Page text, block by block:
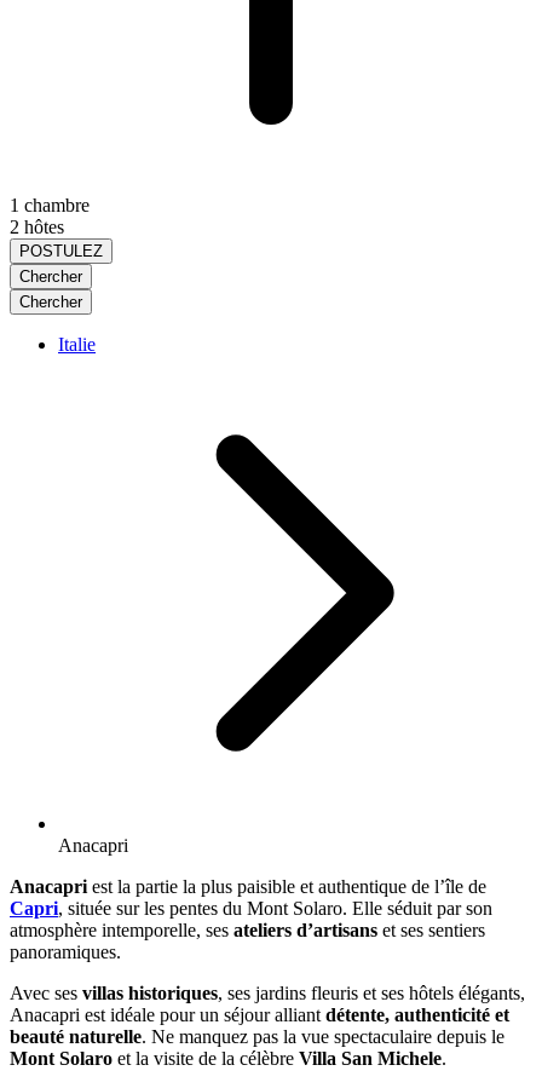
1 chambre
2 hôtes
POSTULEZ
Chercher
Chercher
Italie
Anacapri
Anacapri est la partie la plus paisible et authentique de l’île de
Capri, située sur les pentes du Mont Solaro. Elle séduit par son
atmosphère intemporelle, ses ateliers d’artisans et ses sentiers
panoramiques.
Avec ses villas historiques, ses jardins fleuris et ses hôtels élégants,
Anacapri est idéale pour un séjour alliant détente, authenticité et
beauté naturelle. Ne manquez pas la vue spectaculaire depuis le
Mont Solaro et la visite de la célèbre Villa San Michele.